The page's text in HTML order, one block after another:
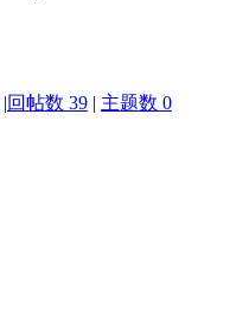
|回帖数 39 | 主题数 0